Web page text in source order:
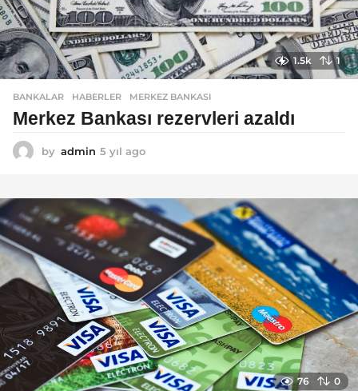
1.5k 1
BANKALAR ,HABERLER MERKEZ BANKASI
Merkez Bankası rezervleri azaldı
by admin 5 yıl ago
l
a
g
o
76 0